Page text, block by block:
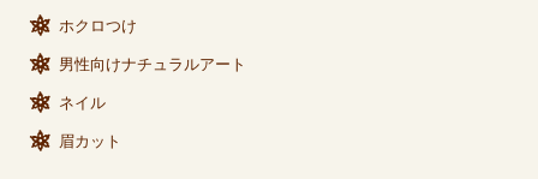
ホクロつけ
男性向けナチュラルアート
ネイル
眉カット